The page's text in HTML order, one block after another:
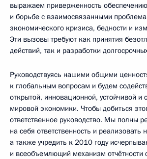
выражаем приверженность обеспечению
и борьбе с взаимосвязанными
экономического кризиса, бедности и
Эти вызовы требуют как принятия
действий, так и разработки
Руководствуясь нашими общими
к глобальным вопросам и будем
открытой, инновационной, устойчивой и
мировой экономики. Чтобы добиться
ответственное руководство. Мы полны
на себя ответственность и
а также учредить к 2010 году
и всеобъемлющий механизм отчётности